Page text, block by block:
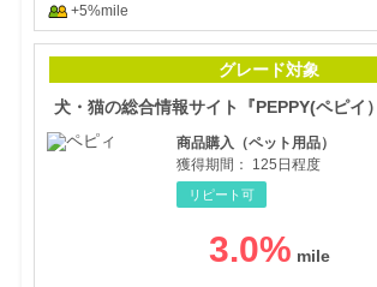
+5%mile
グレード対象
犬・猫の総合情報サイト『PEPPY(ペピイ）
商品購入（ペット用品）
獲得期間：
125日程度
リピート可
3.0%